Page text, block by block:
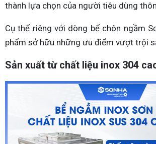
thành lựa chọn của người tiêu dùng
Cụ thể riêng với dòng bể chôn ngầm
phẩm sở hữu những ưu điểm vượt trội
Sản xuất từ chất liệu inox 304